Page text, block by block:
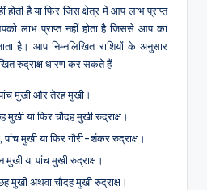
है या फिर जिस क्षेत्र में आप लाभ प्राप्त
लाभ प्राप्त नहीं होता है जिससे आप का
है। आप निम्नलिखित राशियों के अनुसार
रुद्राक्ष धारण कर सकते हैं
मुखी और तेरह मुखी।
मुखी या फिर चौदह मुखी रुद्राक्ष।
पांच मुखी या फिर गौरी-शंकर रुद्राक्ष।
या पांच मुखी रुद्राक्ष।
मुखी अथवा चौदह मुखी रुद्राक्ष।